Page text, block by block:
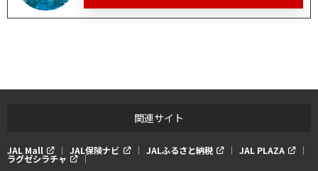
関連サイト
JAL Mall JAL保険ナビ JALふるさと納税 JAL PLAZA
ラグゼシラチャ